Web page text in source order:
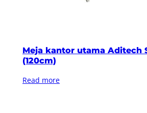
Meja kantor utama Aditech
(120cm)
Read more